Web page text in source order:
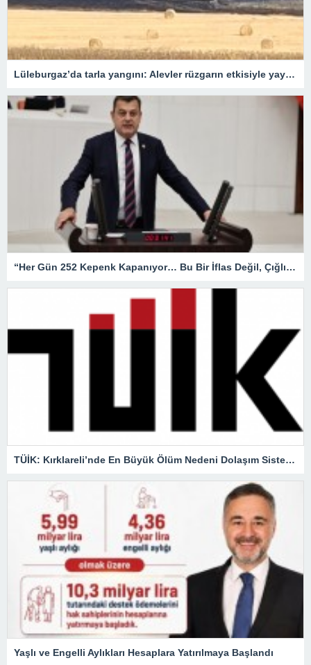
Lüleburgaz’da tarla yangını: Alevler rüzgarın etkisiyle yayıldı
“Her Gün 252 Kepenk Kapanıyor… Bu Bir İflas Değil, Çığlıktır!”
TÜİK: Kırklareli’nde En Büyük Ölüm Nedeni Dolaşım Sistemi Hastalıkları
Yaşlı ve Engelli Aylıkları Hesaplara Yatırılmaya Başlandı